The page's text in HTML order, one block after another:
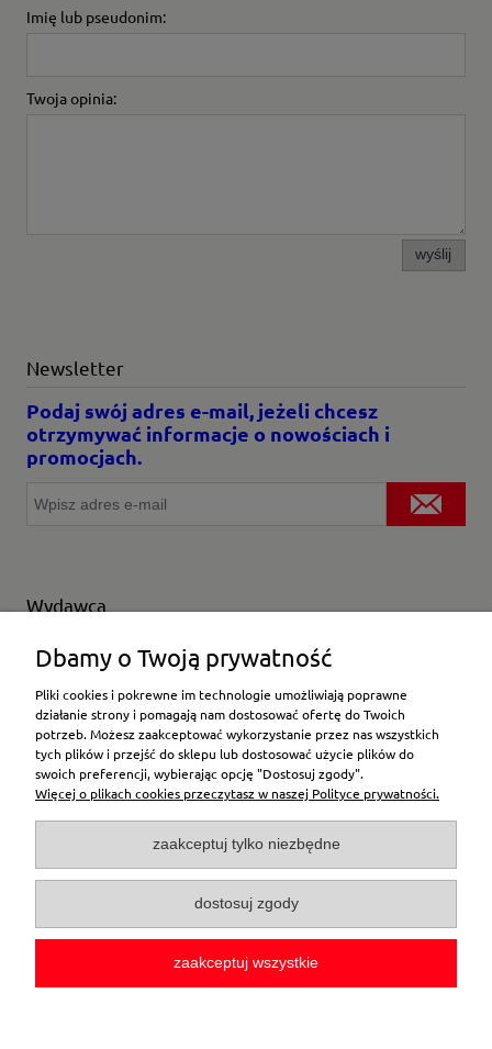
Imię lub pseudonim:
Twoja opinia:
wyślij
Newsletter
Podaj swój adres e-mail, jeżeli chcesz
otrzymywać informacje o nowościach i
promocjach.
Wydawca
Wybierz producenta
Moje konto
Płatności i dostawa
Pomoc
O firmie
Dbamy o Twoją prywatność
Pliki cookies i pokrewne im technologie umożliwiają poprawne
działanie strony i pomagają nam dostosować ofertę do Twoich
potrzeb. Możesz zaakceptować wykorzystanie przez nas wszystkich
tych plików i przejść do sklepu lub dostosować użycie plików do
swoich preferencji, wybierając opcję "Dostosuj zgody".
Więcej o plikach cookies przeczytasz w naszej Polityce prywatności.
zaakceptuj tylko niezbędne
dostosuj zgody
zaakceptuj wszystkie